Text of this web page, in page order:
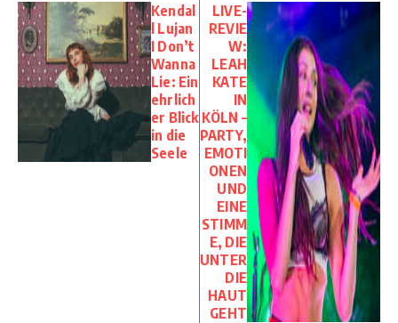
Kendal
l Lujan
I Don’t
Wanna
Lie: Ein
ehrlich
er Blick
in die
Seele
LIVE-
REVIE
W:
LEAH
KATE
IN
KÖLN –
PARTY,
EMOTI
ONEN
UND
EINE
STIMM
E, DIE
UNTER
DIE
HAUT
GEHT